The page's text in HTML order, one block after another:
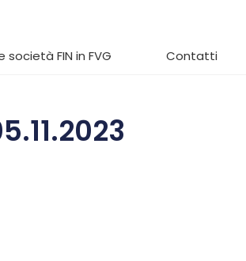
società FIN in FVG Contatti